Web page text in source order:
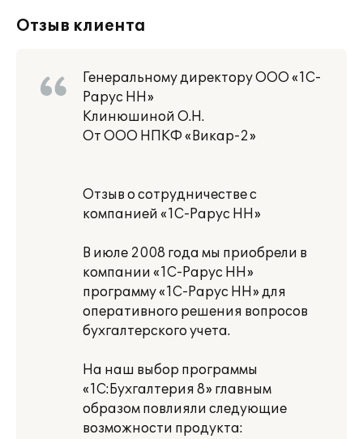
Отзыв клиента
Генеральному директору ООО «1С-
Рарус НН»
Клинюшиной О.Н.
От ООО НПКФ «Викар-2»
Отзыв о сотрудничестве с
компанией «1С-Рарус НН»
В июле 2008 года мы приобрели в
компании «1С-Рарус НН»
программу «1С-Рарус НН» для
оперативного решения вопросов
бухгалтерского учета.
На наш выбор программы
«1С:Бухгалтерия 8» главным
образом повлияли следующие
возможности продукта: